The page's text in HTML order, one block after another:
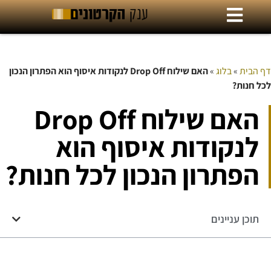
דף הבית»בלוג»
האם שילוח Drop Off לנקודות איסוף הוא הפתרון הנכון
לכל חנות?
האם שילוח Drop Off
לנקודות איסוף הוא
הפתרון הנכון לכל חנות?
תוכן עניינים